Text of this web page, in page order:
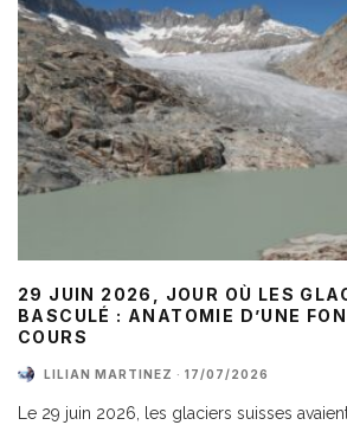
29 JUIN 2026, JOUR OÙ LES
BASCULÉ : ANATOMIE D’UNE
COURS
LILIAN MARTINEZ · 17/07/2026
Le 29 juin 2026, les glaciers suisses